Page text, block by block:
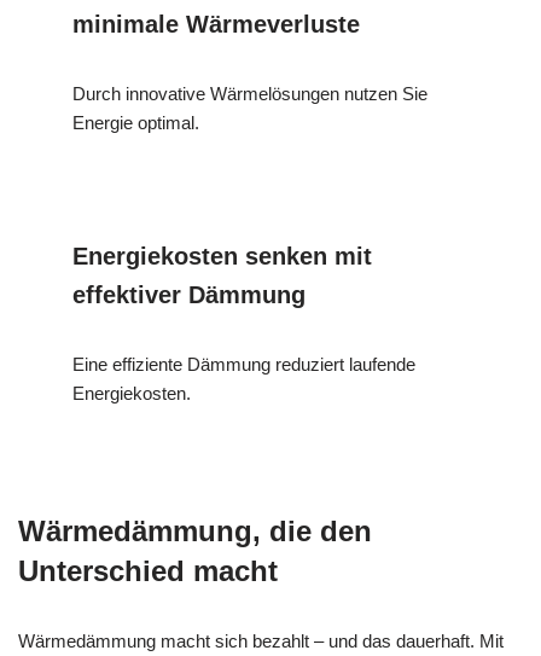
minimale Wärmeverluste
Durch innovative Wärmelösungen nutzen Sie
Energie optimal.
Energiekosten senken mit
effektiver Dämmung
Eine effiziente Dämmung reduziert laufende
Energiekosten.
Wärmedämmung, die den
Unterschied macht
Wärmedämmung macht sich bezahlt – und das dauerhaft. Mit